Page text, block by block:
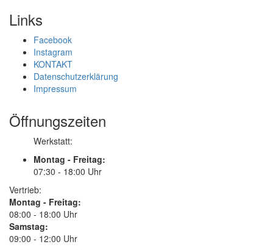
Links
Facebook
Instagram
KONTAKT
Datenschutzerklärung
Impressum
Öffnungszeiten
Werkstatt:
Montag - Freitag:
07:30 - 18:00 Uhr
Vertrieb:
Montag - Freitag:
08:00 - 18:00 Uhr
Samstag:
09:00 - 12:00 Uhr